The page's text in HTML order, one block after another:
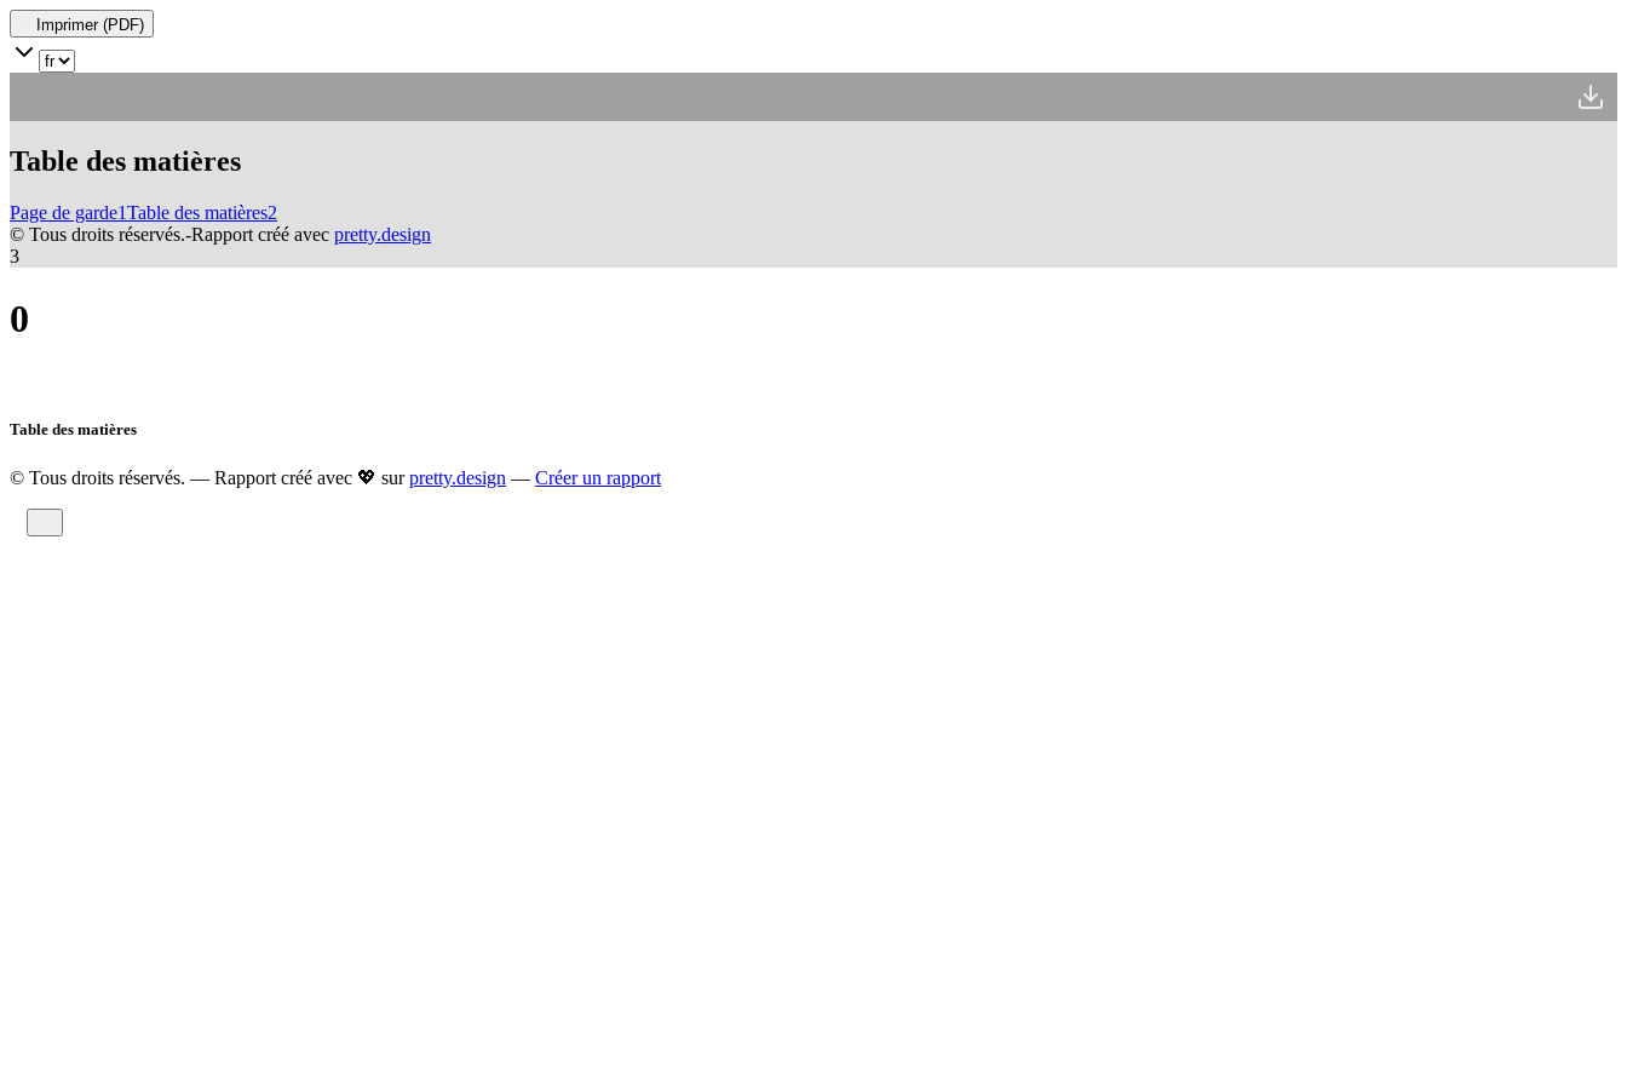
Imprimer (PDF)
Table des matières
Page de garde1Table des matières2
© Tous droits réservés.-Rapport créé avec pretty.design
3
0
4
5
Table des matières
© Tous droits réservés. — Rapport créé avec 💖 surpretty.design — Créer un rapport